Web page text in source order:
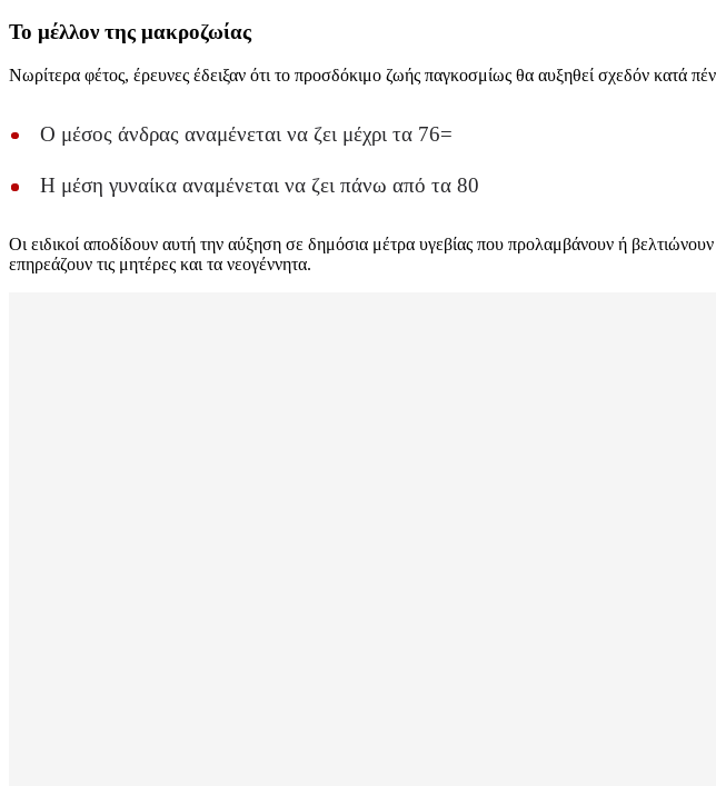
Το μέλλον της μακροζωίας
Νωρίτερα φέτος, έρευνες έδειξαν ότι το προσδόκιμο ζωής παγκοσμίως θα αυξηθεί σχεδόν κατά
Ο μέσος άνδρας αναμένεται να ζει μέχρι τα 76=
Η μέση γυναίκα αναμένεται να ζει πάνω από τα 80
Οι ειδικοί αποδίδουν αυτή την αύξηση σε δημόσια μέτρα υγεβίας που προλαμβάνουν ή
επηρεάζουν τις μητέρες και τα νεογέννητα.